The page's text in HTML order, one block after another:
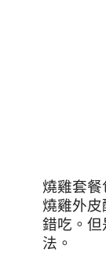
燒雞套餐
燒雞外
錯吃。但
法。